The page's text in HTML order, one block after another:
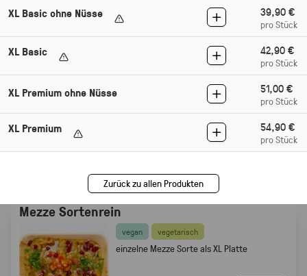
XL Basic ohne Nüsse 39,90 €
pro Stück
XL Basic 42,90 €
pro Stück
XL Premium ohne Nüsse 51,00 €
pro Stück
XL Premium 54,90 €
pro Stück
Zurück zu allen Produkten
vier Hummus Variationen mit Toppings ·
Mezze & Dip
Mezze Mix
vegan vegetarisch
vier Mezze Dips: Hummus, Mutabbal,
Muhammara und Baba Ghanoush
(inkl. MwSt.)
Mezze Sortenrein
vegan vegetarisch
einzelne Mezze Sorte als XL Platte